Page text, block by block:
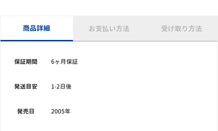
商品詳細 お支払い方法 受け取り方法
保証期間 6ヶ月保証
発送目安 1-2日後
発売日 2005年